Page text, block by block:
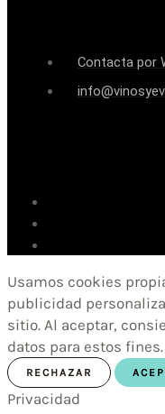
Contacta por
Usamos cookies
publicidad
sitio. Al aceptar,
datos para estos fines.
RECHAZAR
Privacidad